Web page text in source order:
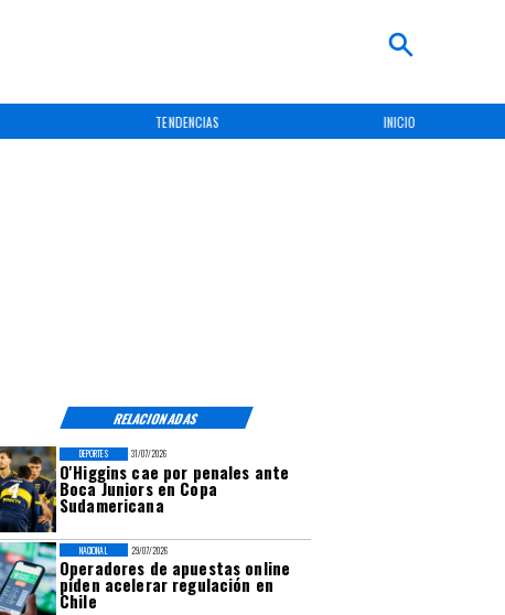
TENDENCIAS INICIO
RELACIONADAS
31/07/2026
O'Higgins cae por penales ante
Boca Juniors en Copa
Sudamericana
DEPORTES
29/07/2026
Operadores de apuestas online
piden acelerar regulación en
Chile
NACIONAL